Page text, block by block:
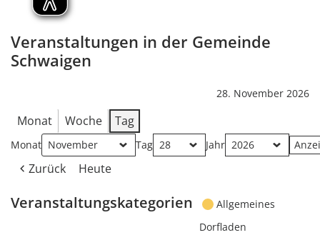
Veranstaltungen in der Gemeinde
Schwaigen
28. November 2026
Monat Woche Tag
Monat Tag Jahr
Zurück Heute
Veranstaltungskategorien
Allgemeines
Dorfladen